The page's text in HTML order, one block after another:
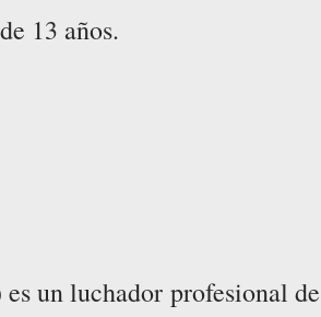
13 años.
un luchador profesional de